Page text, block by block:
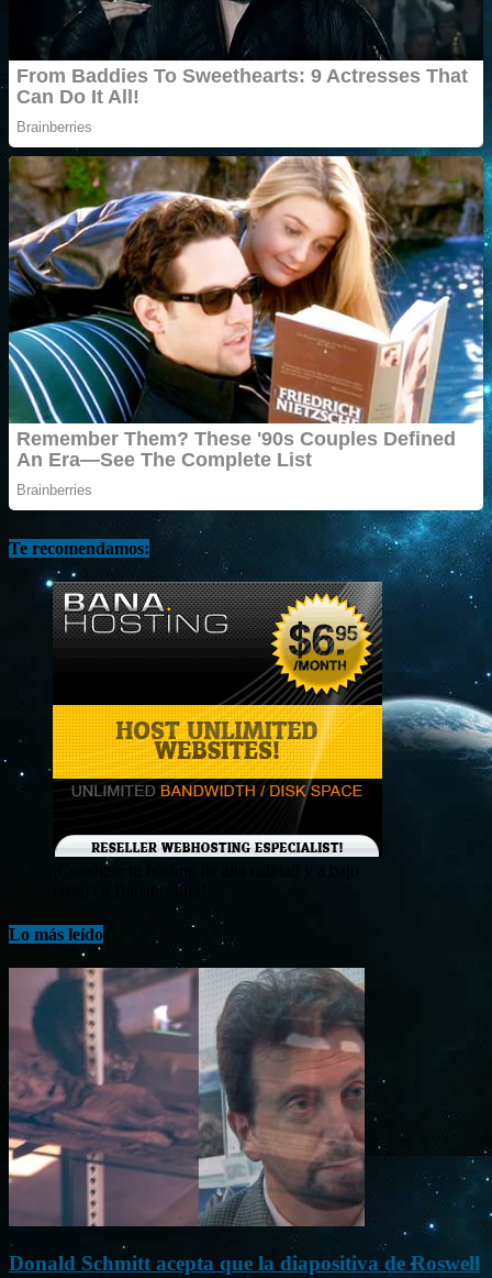
Te recomendamos:
¡Consigue tu hosting de alta calidad y a bajo
costo en Banahosting!
Lo más leído
Donald Schmitt acepta que la diapositiva de Roswell